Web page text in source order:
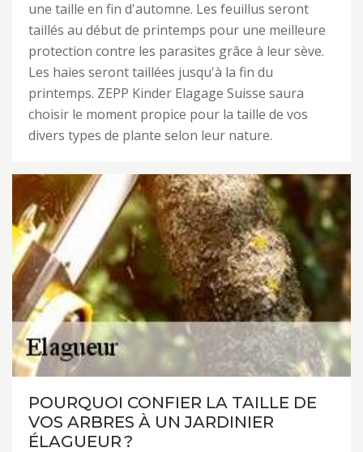
une taille en fin d'automne. Les feuillus seront
taillés au début de printemps pour une meilleure
protection contre les parasites grâce à leur sève.
Les haies seront taillées jusqu'à la fin du
printemps. ZEPP Kinder Elagage Suisse saura
choisir le moment propice pour la taille de vos
divers types de plante selon leur nature.
POURQUOI CONFIER LA TAILLE DE
VOS ARBRES À UN JARDINIER
ÉLAGUEUR ?